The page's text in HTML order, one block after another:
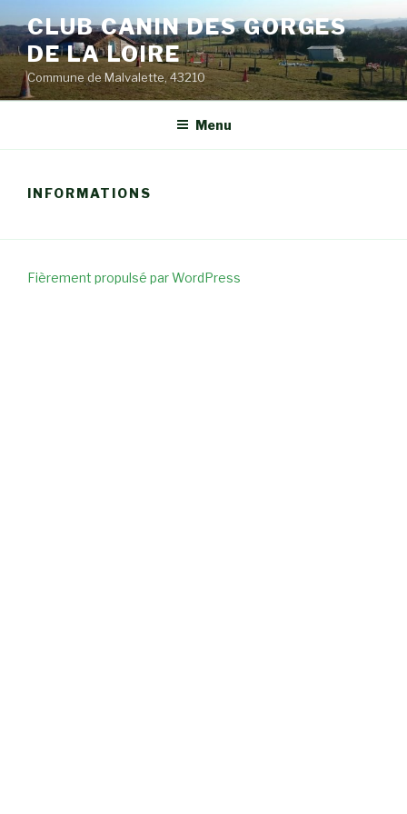
au
contenu
principal
CLUB CANIN DES GORGES
DE LA LOIRE
Commune de Malvalette, 43210
Menu
INFORMATIONS
Fièrement propulsé par WordPress